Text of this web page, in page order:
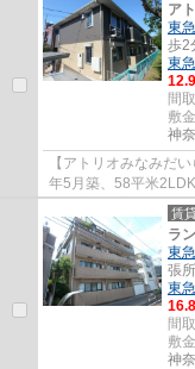
ア
東
歩2
東
間
敷
神
【アトリオみなみだ
年5月築、58平米
浄便座、浴室乾燥機
賃
ラ
東
張
東
間
敷
神